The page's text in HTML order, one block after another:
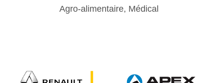
Agro-alimentaire, Médical